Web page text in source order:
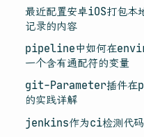
最近配置安卓iOS打包本
记录的内容
pipeline中如何在
一个含有通配符的变量
git-Parameter插件在
的实践详解
jenkins作为ci检测代码